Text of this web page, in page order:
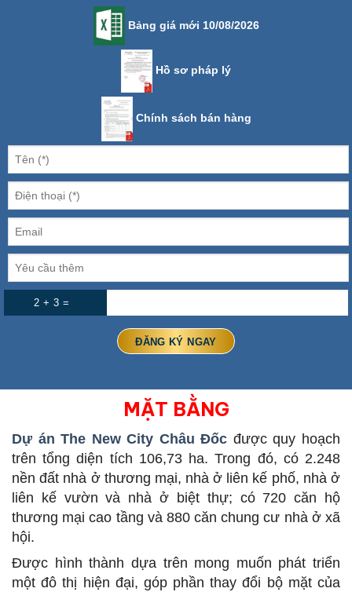
Bảng giá mới 10/08/2026
Hồ sơ pháp lý
Chính sách bán hàng
2 + 3 =
MẶT BẰNG
Dự án The New City Châu Đốc được quy hoạch
trên tổng diện tích 106,73 ha. Trong đó, có 2.248
nền đất nhà ở thương mại, nhà ở liên kế phố, nhà ở
liên kế vườn và nhà ở biệt thự; có 720 căn hộ
thương mại cao tầng và 880 căn chung cư nhà ở xã
hội.
Được hình thành dựa trên mong muốn phát triển
một đô thị hiện đại, góp phần thay đổi bộ mặt của